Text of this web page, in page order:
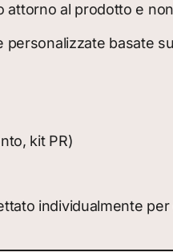
attorno al prodotto e
personalizzate basate
kit PR)
individualmente